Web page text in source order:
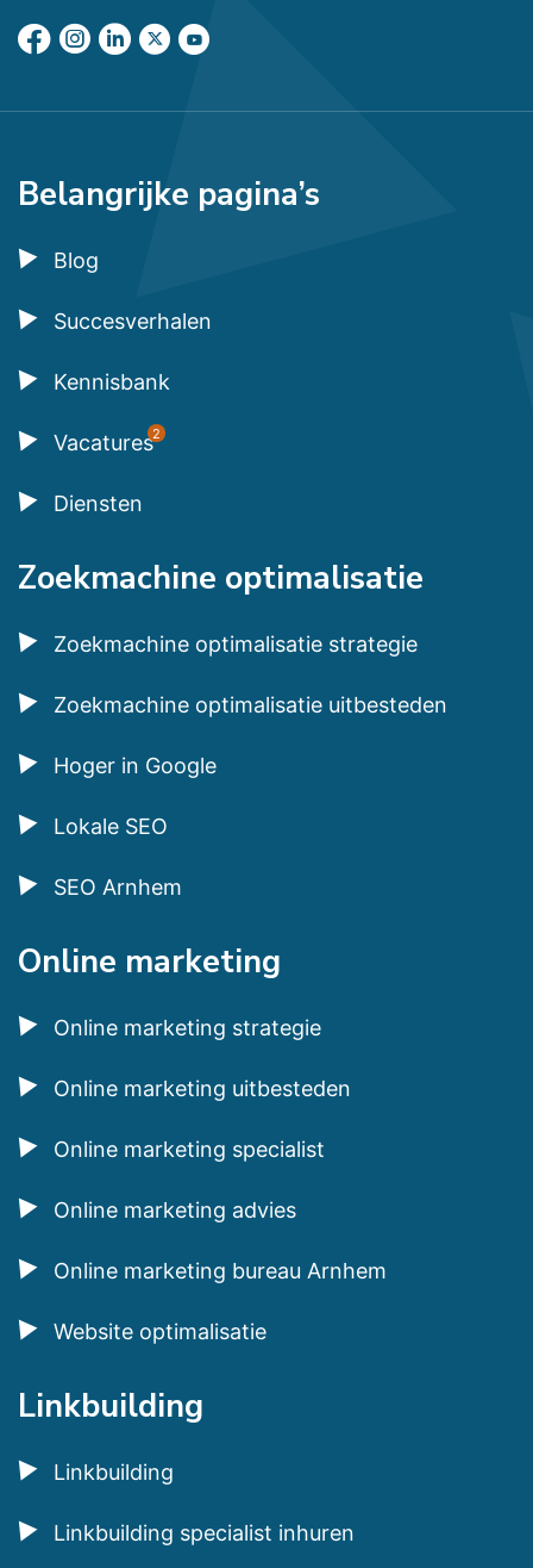
Belangrijke pagina’s
Blog
Succesverhalen
Kennisbank
Vacatures2
Diensten
Zoekmachine optimalisatie
Zoekmachine optimalisatie strategie
Zoekmachine optimalisatie uitbesteden
Hoger in Google
Lokale SEO
SEO Arnhem
Online marketing
Online marketing strategie
Online marketing uitbesteden
Online marketing specialist
Online marketing advies
Online marketing bureau Arnhem
Website optimalisatie
Linkbuilding
Linkbuilding
Linkbuilding specialist inhuren